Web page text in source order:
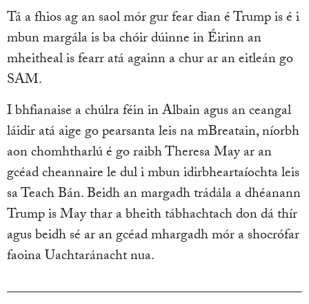
Tá a fhios ag an saol mór gur fear dian é Trump is é i
mbun margála is ba chóir dúinne in Éirinn an
mheitheal is fearr atá againn a chur ar an eitleán go
SAM.
I bhfianaise a chúlra féin in Albain agus an ceangal
láidir atá aige go pearsanta leis na mBreatain, níorbh
aon chomhtharlú é go raibh Theresa May ar an
gcéad cheannaire le dul i mbun idirbheartaíochta leis
sa Teach Bán. Beidh an margadh trádála a dhéanann
Trump is May thar a bheith tábhachtach don dá thír
agus beidh sé ar an gcéad mhargadh mór a shocrófar
faoina Uachtaránacht nua.